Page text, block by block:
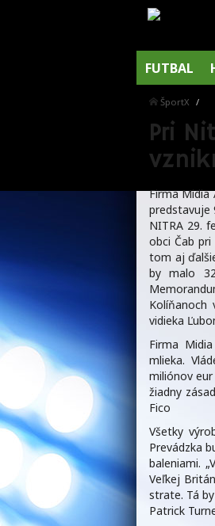
FUTBAL
ŠportX
Pri
Firma Midia
predstavuje
NITRA 29.
obci Čab
tom aj
by malo
vidieka
Firma
mlieka.
miliónov
žiadny
Fico
Všetky
Prevádzka
baleniami.
Veľkej
strate. Tá
Patrick